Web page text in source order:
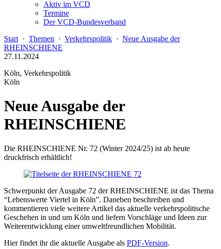
Aktiv im VCD
Termine
Der VCD-Bundesverband
Start · Themen · Verkehrspolitik · Neue Ausgabe der
RHEINSCHIENE
27.11.2024
Köln, Verkehrspolitik
Köln
Neue Ausgabe der
RHEINSCHIENE
Die RHEINSCHIENE Nr. 72 (Winter 2024/25) ist ab heute
druckfrisch erhältlich!
Schwerpunkt der Ausgabe 72 der RHEINSCHIENE ist das Thema
“Lebenswerte Viertel in Köln”. Daneben beschreiben und
kommentieren viele weitere Artikel das aktuelle verkehrspolitische
Geschehen in und um Köln und liefern Vorschläge und Ideen zur
Weiterentwicklung einer umweltfreundlichen Mobilität.
Hier findet ihr die aktuelle Ausgabe als PDF-Version.